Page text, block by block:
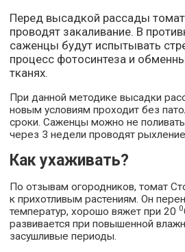
Перед высадкой рассады
проводят закаливание. В
саженцы будут испытывать
процесс фотосинтеза и
тканях.
При данной методике высадки
новым условиям проходит без
сроки. Саженцы можно не
через 3 недели проводят
Как ухаживать?
По отзывам огородников, томат
к прихотливым растениям. Он
температур, хорошо вяжет при 20 0
развивается при повышенной
засушливые периоды.